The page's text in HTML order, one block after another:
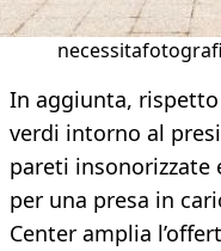
In aggiunta,
verdi intorno al
pareti insonorizzate
per una presa in
Center amplia